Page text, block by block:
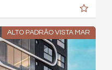
ALTO PADRÃO VISTA MAR